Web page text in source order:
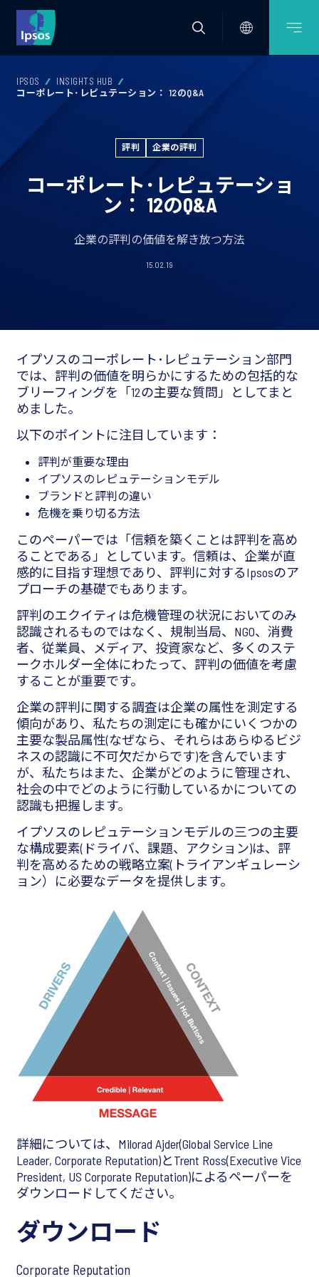
IPSOS
INSIGHTS HUB
コーポレート･レピュテーション： 12のQ&A
評判 企業の評判
コーポレート･レピュテーショ
ン： 12のQ&A
企業の評判の価値を解き放つ方法
15.02.19
イプソスのコーポレート･レピュテーション部門
では、評判の価値を明らかにするための包括的な
ブリーフィングを「12の主要な質問」としてまと
めました。
以下のポイントに注目しています：
評判が重要な理由
イプソスのレピュテーションモデル
ブランドと評判の違い
危機を乗り切る方法
このペーパーでは「信頼を築くことは評判を高め
ることである」としています。信頼は、企業が直
感的に目指す理想であり、評判に対するIpsosのア
プローチの基礎でもあります。
評判のエクイティは危機管理の状況においてのみ
認識されるものではなく、規制当局、NGO、消費
者、従業員、メディア、投資家など、多くのステ
ークホルダー全体にわたって、評判の価値を考慮
することが重要です。
企業の評判に関する調査は企業の属性を測定する
傾向があり、私たちの測定にも確かにいくつかの
主要な製品属性(なぜなら、それらはあらゆるビジ
ネスの認識に不可欠だからです)を含んでいます
が、私たちはまた、企業がどのように管理され、
社会の中でどのように行動しているかについての
認識も把握します。
イプソスのレピュテーションモデルの三つの主要
な構成要素(ドライバ、課題、アクション)は、評
判を高めるための戦略立案(トライアンギュレーシ
ョン）に必要なデータを提供します。
詳細については、Milorad Ajder(Global Service Line
Leader, Corporate Reputation)とTrent Ross(Executive Vice
President, US Corporate Reputation)によるペーパーを
ダウンロードしてください。
ダウンロード
Corporate Reputation